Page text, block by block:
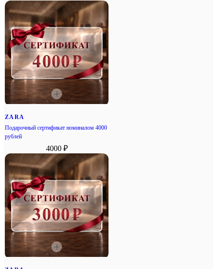
ZARA
Подарочный сертификат номиналом 4000
рублей
4000 ₽